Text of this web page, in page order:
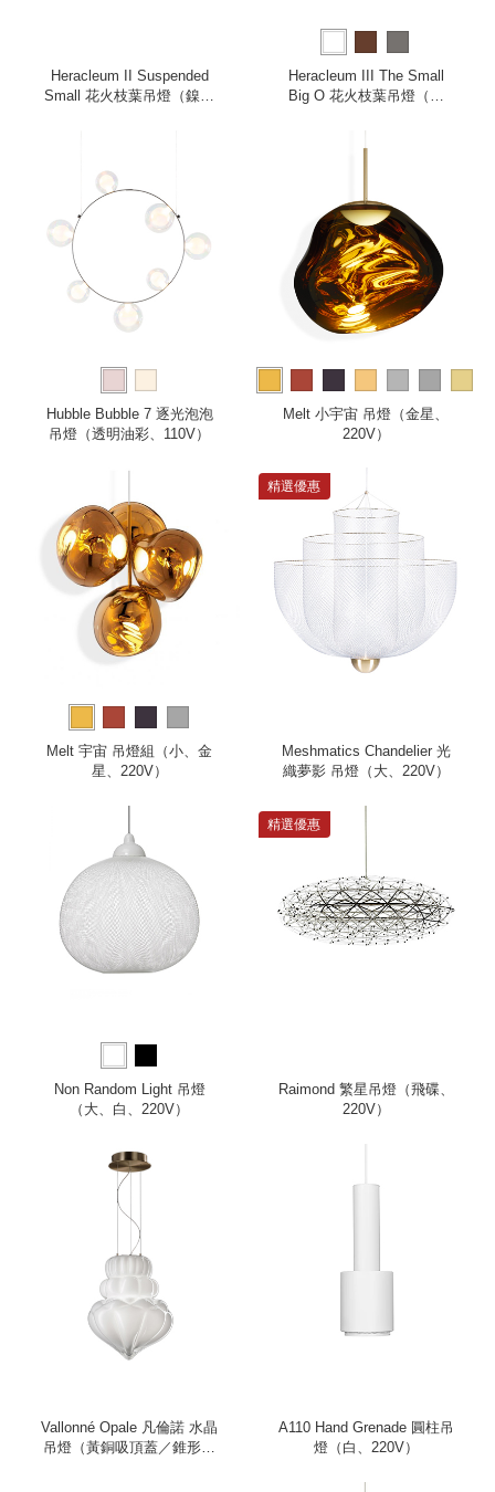
Heracleum II Suspended
Small 花火枝葉吊燈（鎳、
Heracleum III The Small
Big O 花火枝葉吊燈（純
Hubble Bubble 7 逐光泡泡
吊燈（透明油彩、110V）
more
Melt 小宇宙 吊燈（金星、
220V）
Melt 宇宙 吊燈組（小、金
星、220V）
精選優惠
Meshmatics Chandelier 光
織夢影 吊燈（大、220V）
Non Random Light 吊燈
（大、白、220V）
精選優惠
Raimond 繁星吊燈（飛碟、
220V）
Vallonné Opale 凡倫諾 水晶
吊燈（黃銅吸頂蓋／錐形／
A110 Hand Grenade 圓柱吊
燈（白、220V）